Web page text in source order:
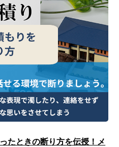
たときの断り方を伝授！メ